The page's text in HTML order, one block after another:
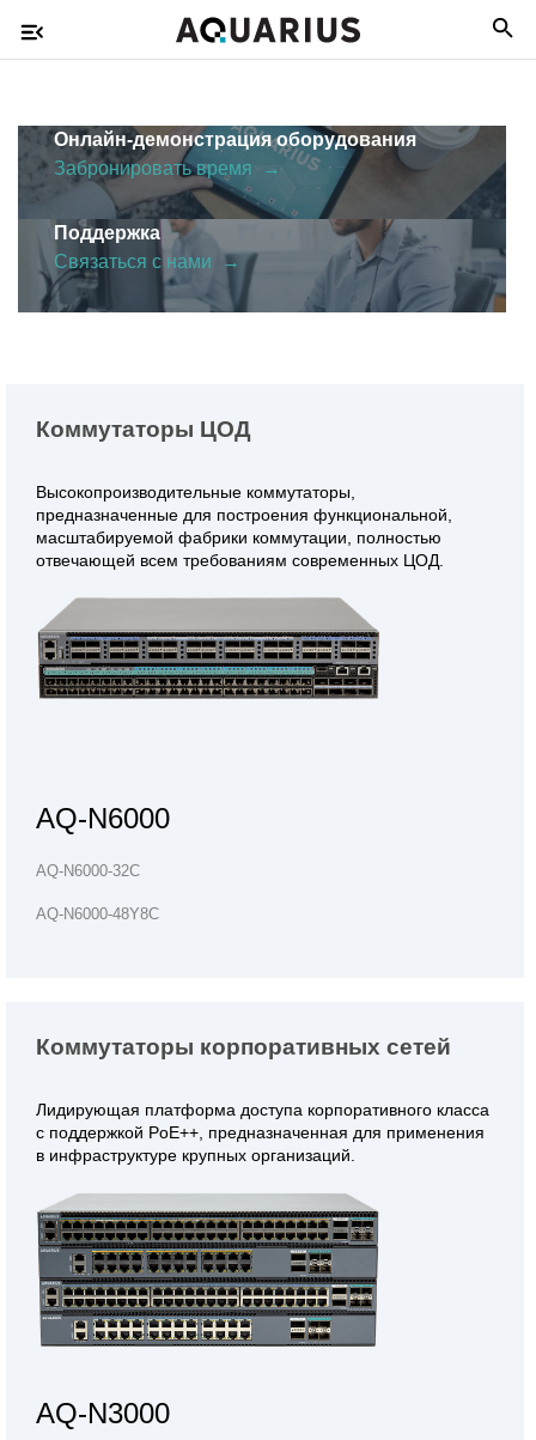
Онлайн-демонстрация оборудования
Забронировать время →
Поддержка
Связаться с нами →
Коммутаторы ЦОД
Высокопроизводительные коммутаторы,
предназначенные для построения функциональной,
масштабируемой фабрики коммутации, полностью
отвечающей всем требованиям современных ЦОД.
AQ-N6000
AQ-N6000-32C
AQ-N6000-48Y8C
Коммутаторы корпоративных сетей
Лидирующая платформа доступа корпоративного класса
с поддержкой PoE++, предназначенная для применения
в инфраструктуре крупных организаций.
AQ-N3000